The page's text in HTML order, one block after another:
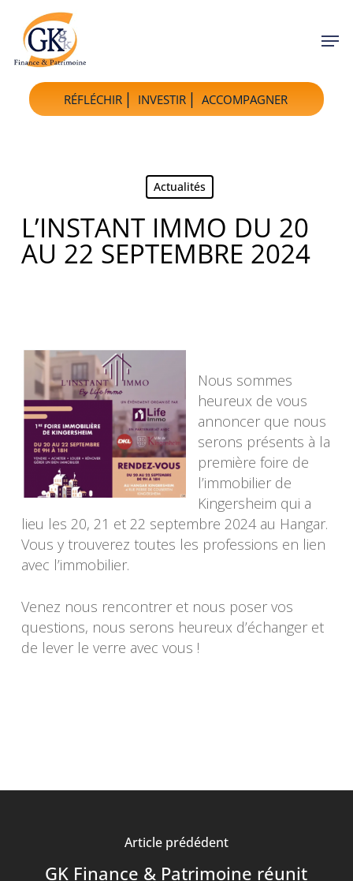
main
content
RÉFLÉCHIR INVESTIR ACCOMPAGNER
Actualités
L’INSTANT IMMO DU 20
AU 22 SEPTEMBRE 2024
Nous sommes
heureux de vous
annoncer que nous
serons présents à la
première foire de
l’immobilier de
Kingersheim qui a
lieu les 20, 21 et 22 septembre 2024 au Hangar.
Vous y trouverez toutes les professions en lien
avec l’immobilier.
Venez nous rencontrer et nous poser vos
questions, nous serons heureux d’échanger et
de lever le verre avec vous !
Article prédédent
GK Finance & Patrimoine réunit